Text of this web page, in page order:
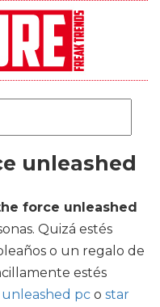
unleashed
force unleashed
Quizá estés
o un regalo de
estés
pc o star